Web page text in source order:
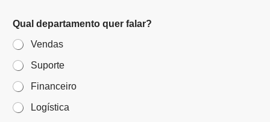
Qual departamento quer falar?
Vendas
Suporte
Financeiro
Logística